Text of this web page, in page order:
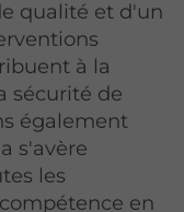
qualité et d'un
à la
sécurité de
également
s'avère
les
en